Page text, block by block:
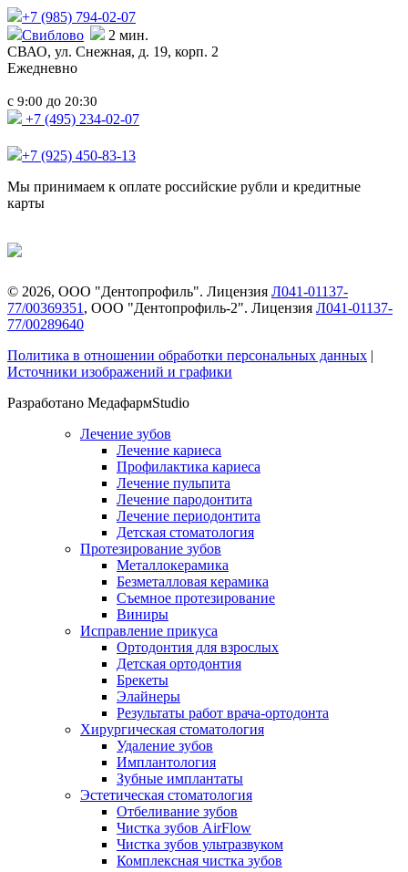
+7 (985) 794-02-07
Свиблово
2 мин.
СВАО, ул. Снежная, д. 19, корп. 2
Ежедневно
с 9:00 до 20:30
+7 (495) 234-02-07
+7 (925) 450-83-13
Мы принимаем к оплате российские рубли и кредитные
карты
© 2026, ООО "Дентопрофиль". Лицензия Л041-01137-
77/00369351 , ООО "Дентопрофиль-2". Лицензия Л041-01137-
77/00289640
Политика в отношении обработки персональных данных |
Источники изображений и графики
Разработано МедафармStudio
Лечение зубов
Лечение кариеса
Профилактика кариеса
Лечение пульпита
Лечение пародонтита
Лечение периодонтита
Детская стоматология
Протезирование зубов
Металлокерамика
Безметалловая керамика
Съемное протезирование
Виниры
Исправление прикуса
Ортодонтия для взрослых
Детская ортодонтия
Брекеты
Элайнеры
Результаты работ врача-ортодонта
Хирургическая стоматология
Удаление зубов
Имплантология
Зубные имплантаты
Эстетическая стоматология
Отбеливание зубов
Чистка зубов AirFlow
Чистка зубов ультразвуком
Комплексная чистка зубов